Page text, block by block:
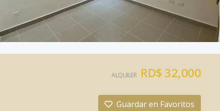
ALQUILER RD$ 32,000
Guardar en Favoritos